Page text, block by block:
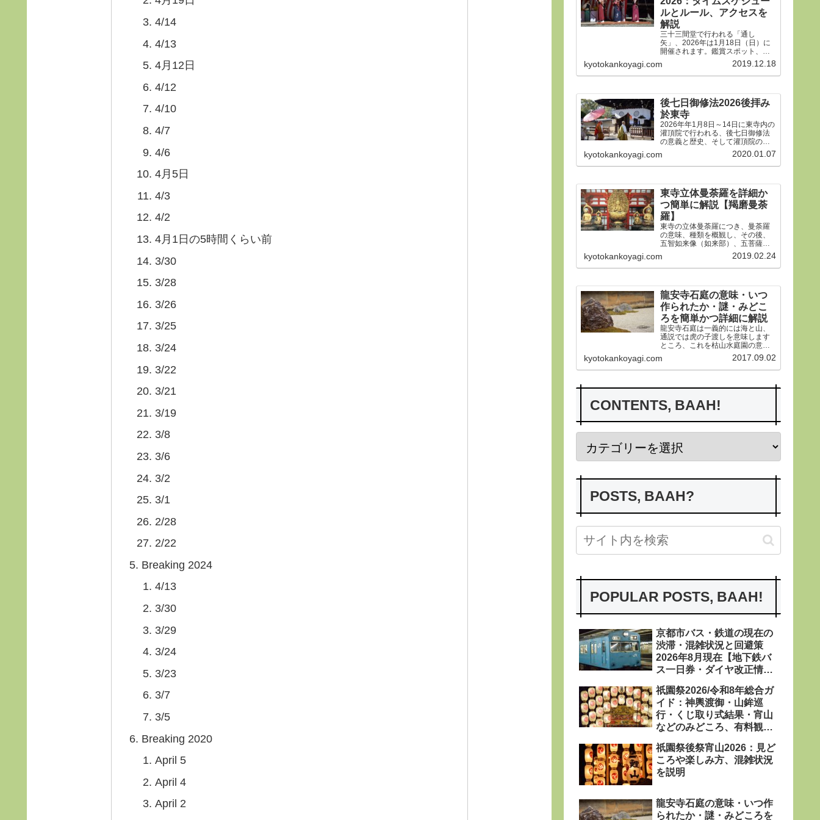
4/14
4/13
4月12日
4/12
4/10
4/7
4/6
4月5日
4/3
4/2
4月1日の5時間くらい前
3/30
3/28
3/26
3/25
3/24
3/22
3/21
3/19
3/8
3/6
3/2
3/1
2/28
2/22
Breaking 2024
4/13
3/30
3/29
3/24
3/23
3/7
3/5
Breaking 2020
April 5
April 4
April 2
御朱印、屋台や歩行者天国や交通
規制などのおすすめ情報です。
ルとルール、アクセスを
解説
三十三間堂で行われる「通し
矢」、2026年は1月18日（日）に
開催されます。鑑賞スポット、タ
イムスケジュール、ルールや歴
史、そして三十三間堂の概要、ア
クセス方法などをご紹介します。
kyotokankoyagi.com 2019.12.18
後七日御修法2026後拝み
於東寺
2026年年1月8日～14日に東寺内の
灌頂院で行われる、後七日御修法
の意義と歴史、そして灌頂院の内
部で何をするのかを解説した後、
14日の「後拝み」での灌頂院参拝
方法などをご紹介します。合掌。
kyotokankoyagi.com 2020.01.07
東寺立体曼荼羅を詳細か
つ簡単に解説【羯磨曼荼
羅】
東寺の立体曼荼羅につき、曼荼羅
の意味、種類を概観し、その後、
五智如来像（如来部）、五菩薩像
（菩薩部）、五大明王像（明王
部）につき、21体すべて、一体ず
つ簡潔にわかりやすく解説しま
kyotokankoyagi.com 2019.02.24
龍安寺石庭の意味・いつ
作られたか・謎・みどこ
ろを簡単かつ詳細に解説
龍安寺石庭は一義的には海と山、
通説では虎の子渡しを意味します
ところ、これを枯山水庭園の意義
から詳らかにします。その後、い
つ作られたかなど龍安寺の歴史や
謎、みどころにつき紹介申し上げ
kyotokankoyagi.com 2017.09.02
CONTENTS, BAAH!
POSTS, BAAH?
POPULAR POSTS, BAAH!
京都市バス・鉄道の現在の
渋滞・混雑状況と回避策
2026年8月現在【地下鉄バ
ス一日券・ダイヤ改正情報
祇園祭2026/令和8年総合ガ
イド：神輿渡御・山鉾巡
行・くじ取り式結果・宵山
などのみどころ、有料観覧
などを網羅
祇園祭後祭宵山2026：見ど
ころや楽しみ方、混雑状況
を説明
龍安寺石庭の意味・いつ作
られたか・謎・みどころを